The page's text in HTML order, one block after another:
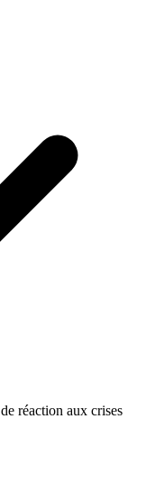
réaction aux crises